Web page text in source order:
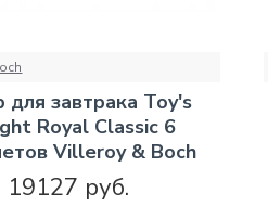
для завтрака Toy's
Royal Classic 6
Villeroy & Boch
19127 руб.